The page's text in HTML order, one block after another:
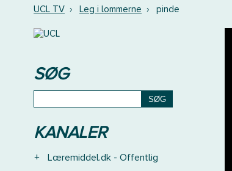
UCL TV › Leg i lommerne › pinde
SØG
KANALER
+
Læremiddel.dk - Offentlig